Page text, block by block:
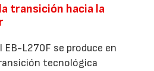
transición hacia la
EB-L270F se produce en
tecnológica